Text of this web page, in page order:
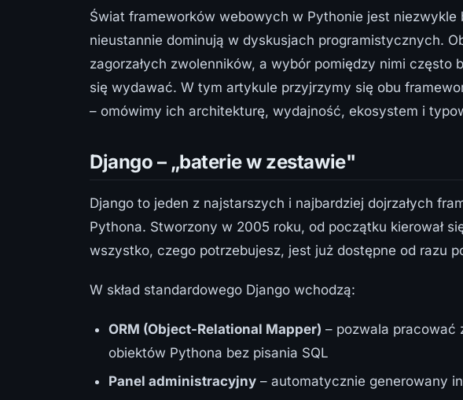
Świat frameworków webowych w Pythonie jest niezwykle
nieustannie dominują w dyskusjach programistycznych.
zagorzałych zwolenników, a wybór pomiędzy nimi często
się wydawać. W tym artykule przyjrzymy się obu
– omówimy ich architekturę, wydajność, ekosystem i
Django – „baterie w zestawie"
Django to jeden z najstarszych i najbardziej dojrzałych
Pythona. Stworzony w 2005 roku, od początku kierował
wszystko, czego potrzebujesz, jest już dostępne od razu
W skład standardowego Django wchodzą:
ORM (Object-Relational Mapper) – pozwala pracować
obiektów Pythona bez pisania SQL
Panel administracyjny – automatycznie generowany